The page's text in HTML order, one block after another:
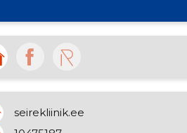
seirekliinik.ee